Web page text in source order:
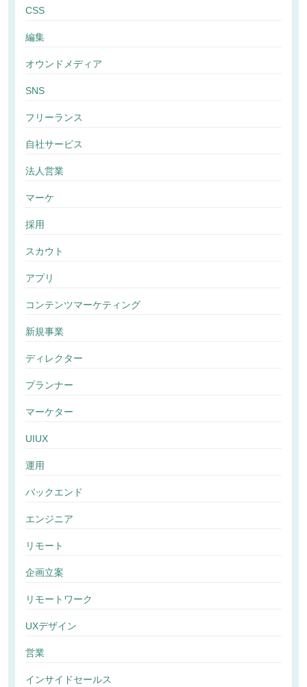
CSS
編集
オウンドメディア
SNS
フリーランス
自社サービス
法人営業
マーケ
採用
スカウト
アプリ
コンテンツマーケティング
新規事業
ディレクター
プランナー
マーケター
UIUX
運用
バックエンド
エンジニア
リモート
企画立案
リモートワーク
UXデザイン
営業
インサイドセールス